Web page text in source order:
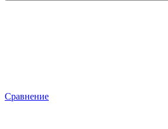
Сравнение